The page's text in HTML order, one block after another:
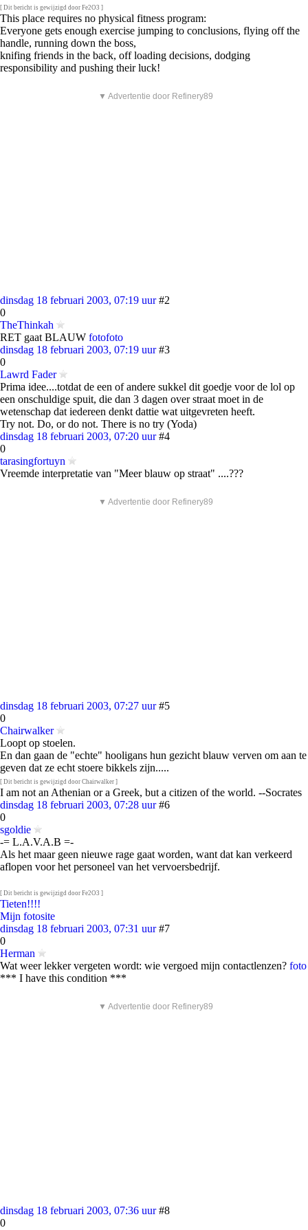
[ Dit bericht is gewijzigd door Fe2O3 ]
This place requires no physical fitness program:
Everyone gets enough exercise jumping to conclusions, flying off the
handle, running down the boss,
knifing friends in the back, off loading decisions, dodging
responsibility and pushing their luck!
▼ Advertentie door Refinery89
dinsdag 18 februari 2003, 07:19 uur #2
0
TheThinkah
RET gaat BLAUW fotofoto
dinsdag 18 februari 2003, 07:19 uur #3
0
Lawrd Fader
Prima idee....totdat de een of andere sukkel dit goedje voor de lol op
een onschuldige spuit, die dan 3 dagen over straat moet in de
wetenschap dat iedereen denkt dattie wat uitgevreten heeft.
Try not. Do, or do not. There is no try (Yoda)
dinsdag 18 februari 2003, 07:20 uur #4
0
tarasingfortuyn
Vreemde interpretatie van "Meer blauw op straat" ....???
▼ Advertentie door Refinery89
dinsdag 18 februari 2003, 07:27 uur #5
0
Chairwalker
Loopt op stoelen.
En dan gaan de "echte" hooligans hun gezicht blauw verven om aan te
geven dat ze echt stoere bikkels zijn.....
[ Dit bericht is gewijzigd door Chairwalker ]
I am not an Athenian or a Greek, but a citizen of the world. --Socrates
dinsdag 18 februari 2003, 07:28 uur #6
0
sgoldie
-= L.A.V.A.B =-
Als het maar geen nieuwe rage gaat worden, want dat kan verkeerd
aflopen voor het personeel van het vervoersbedrijf.
[ Dit bericht is gewijzigd door Fe2O3 ]
Tieten!!!!
Mijn fotosite
dinsdag 18 februari 2003, 07:31 uur #7
0
Herman
Wat weer lekker vergeten wordt: wie vergoed mijn contactlenzen? foto
*** I have this condition ***
▼ Advertentie door Refinery89
dinsdag 18 februari 2003, 07:36 uur #8
0